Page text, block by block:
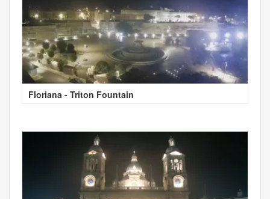
Floriana - Triton Fountain